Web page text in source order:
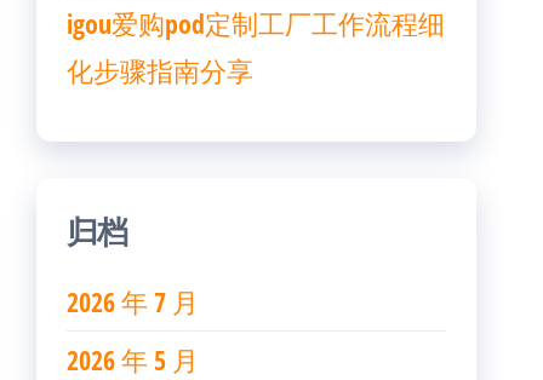
igou爱购pod定制工厂工作流程细
化步骤指南分享
归档
2026 年 7 月
2026 年 5 月